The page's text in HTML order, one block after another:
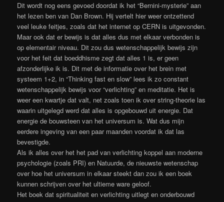
Dit wordt nog eens gevoed doordat ik het “Bernini-mysterie” aan
het lezen ben van Dan Brown. Hij vertelt hier weer ontzettend
veel leuke feitjes, zoals dat het internet op CERN is uitgevonden.
Maar ook dat er bewijs is dat alles dus met elkaar verbonden is
op elementair niveau. Dit zou dus wetenschappelijk bewijs zijn
voor het feit dat boeddhisme zegt dat alles 1 is, er geen
afzonderlijke ik is. Dit met de informatie over het brein met
systeem 1+2, in “Thinking fast en slow” lees ik zo constant
wetenschappelijk bewijs voor “verlichting” en meditatie. Het is
weer een kwartje dat valt, net zoals toen ik over string-theorie las
waarin uitgelegd werd dat alles is opgebouwd uit energie. Dat
energie de bouwsteen van het universum is. Wat dus mijn
eerdere ingeving van een paar maanden voordat ik dat las
bevestigde.
Als ik alles over het het pad van verlichting koppel aan moderne
psychologie (zoals PRI) en Natuurde, de nieuwste wetenschap
over hoe het universum in elkaar steekt dan zou ik een boek
kunnen schrijven over het ultieme ware geloof.
Het boek dat spiritualiteit en verlichting uitlegt en onderbouwd